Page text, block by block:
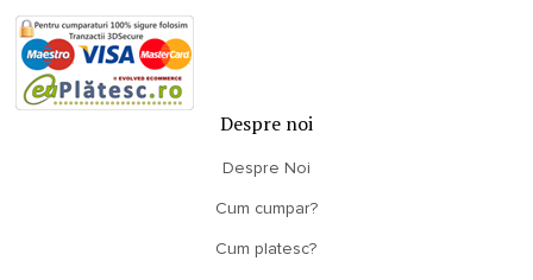
Despre noi
Despre Noi
Cum cumpar?
Cum platesc?